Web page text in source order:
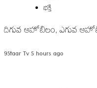
భక్తి
దిగువ అహోబిలం, ఎగువ
9Staar Tv5 hours ago